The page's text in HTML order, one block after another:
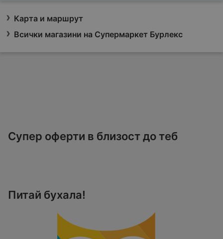
Карта и маршрут
Всички магазини на Супермаркет Бурлекс
Супер оферти в близост до теб
Питай бухала!